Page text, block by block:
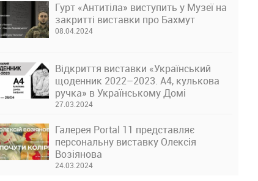
Гурт «Антитіла» виступить у Музеї на
закритті виставки про Бахмут
08.04.2024
Відкриття виставки «Український
щоденник 2022–2023. А4, кулькова
ручка» в Українському Домі
27.03.2024
Галерея Portal 11 представляє
персональну виставку Олексія
Возіянова
24.03.2024